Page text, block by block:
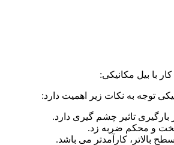
با بیل مکانیکی:
توجه به نکات زیر اهمیت دارد:
بارگیری تاثیر چشم گیری دارد.
و محکم ضربه زد.
بالاتر، کارآمدتر می باشد.